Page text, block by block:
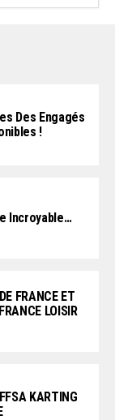
Des Engagés
!
Incroyable…
FRANCE ET
LOISIR
KARTING